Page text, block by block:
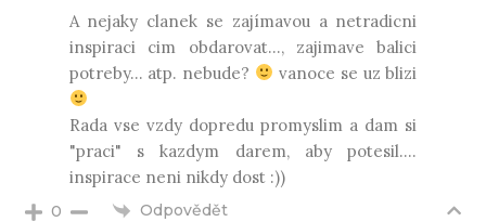
A nejaky clanek se zajímavou a netradicni
inspiraci cim obdarovat…, zajimave balici
potreby… atp. nebude?
vanoce se uz blizi
Rada vse vzdy dopredu promyslim a dam si
"praci" s kazdym darem, aby potesil….
inspirace neni nikdy dost :))
0 Odpovědět